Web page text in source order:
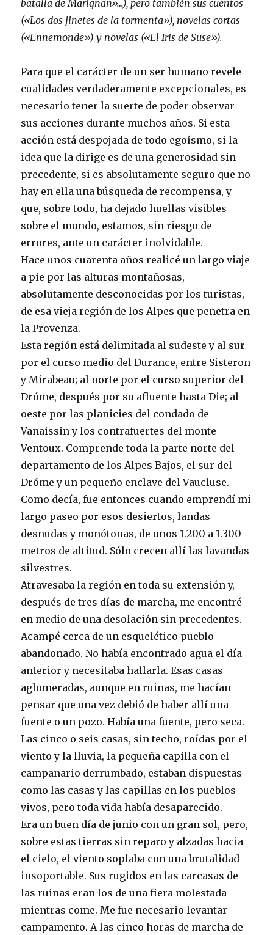
batalla de Marignan»…), pero también sus cuentos
(«Los dos jinetes de la tormenta»), novelas cortas
(«Ennemonde») y novelas («El Iris de Suse»).
Para que el carácter de un ser humano revele
cualidades verdaderamente excepcionales, es
necesario tener la suerte de poder observar
sus acciones durante muchos años. Si esta
acción está despojada de todo egoísmo, si la
idea que la dirige es de una generosidad sin
precedente, si es absolutamente seguro que no
hay en ella una búsqueda de recompensa, y
que, sobre todo, ha dejado huellas visibles
sobre el mundo, estamos, sin riesgo de
errores, ante un carácter inolvidable.
Hace unos cuarenta años realicé un largo viaje
a pie por las alturas montañosas,
absolutamente desconocidas por los turistas,
de esa vieja región de los Alpes que penetra en
la Provenza.
Esta región está delimitada al sudeste y al sur
por el curso medio del Durance, entre Sisteron
y Mirabeau; al norte por el curso superior del
Dróme, después por su afluente hasta Die; al
oeste por las planicies del condado de
Vanaissin y los contrafuertes del monte
Ventoux. Comprende toda la parte norte del
departamento de los Alpes Bajos, el sur del
Dróme y un pequeño enclave del Vaucluse.
Como decía, fue entonces cuando emprendí mi
largo paseo por esos desiertos, landas
desnudas y monótonas, de unos 1.200 a 1.300
metros de altitud. Sólo crecen allí las lavandas
silvestres.
Atravesaba la región en toda su extensión y,
después de tres días de marcha, me encontré
en medio de una desolación sin precedentes.
Acampé cerca de un esquelético pueblo
abandonado. No había encontrado agua el día
anterior y necesitaba hallarla. Esas casas
aglomeradas, aunque en ruinas, me hacían
pensar que una vez debió de haber allí una
fuente o un pozo. Había una fuente, pero seca.
Las cinco o seis casas, sin techo, roídas por el
viento y la lluvia, la pequeña capilla con el
campanario derrumbado, estaban dispuestas
como las casas y las capillas en los pueblos
vivos, pero toda vida había desaparecido.
Era un buen día de junio con un gran sol, pero,
sobre estas tierras sin reparo y alzadas hacia
el cielo, el viento soplaba con una brutalidad
insoportable. Sus rugidos en las carcasas de
las ruinas eran los de una fiera molestada
mientras come. Me fue necesario levantar
campamento. A las cinco horas de marcha de